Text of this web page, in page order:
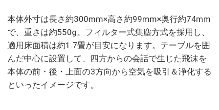
本体外寸は長さ約300mm×高さ約99mm×奥行約74mm
で、重さは約550g。フィルター式集塵方式を採用し、
適用床面積は約1.7畳が目安になります。テーブルを囲
んだ中心に設置して、四方からの会話で生じた飛沫を
本体の前・後・上面の3方向から空気を吸引＆浄化する
といったイメージです。